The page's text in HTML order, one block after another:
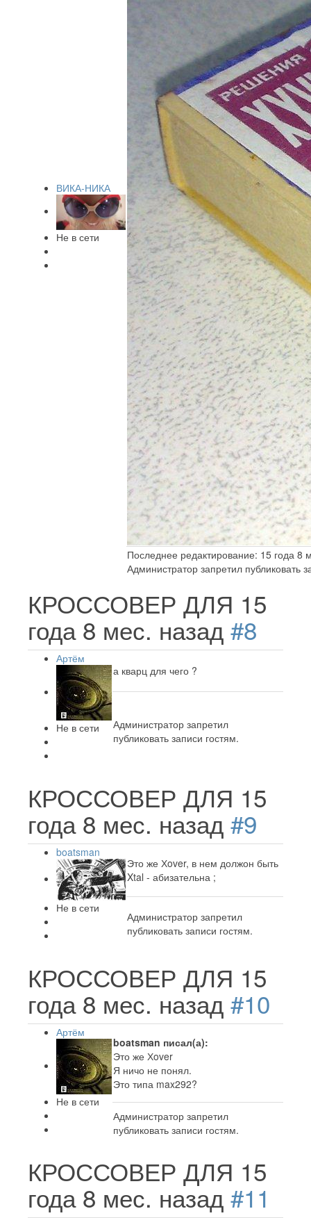
ВИКА-НИКА
Не в сети
Последнее редактирование: 15 года 8
Администратор запретил публиковать
КРОССОВЕР ДЛЯ 15
года 8 мес. назад #8
Артём
Не в сети
а кварц для чего ?
Администратор запретил
публиковать записи гостям.
КРОССОВЕР ДЛЯ 15
года 8 мес. назад #9
boatsman
Не в сети
Это же Хover, в нем должон быть
Xtal - абизательна ;
Администратор запретил
публиковать записи гостям.
КРОССОВЕР ДЛЯ 15
года 8 мес. назад #10
Артём
Не в сети
boatsman писал(а):
Это же Хover
Я ничо не понял.
Это типа max292?
Администратор запретил
публиковать записи гостям.
КРОССОВЕР ДЛЯ 15
года 8 мес. назад #11